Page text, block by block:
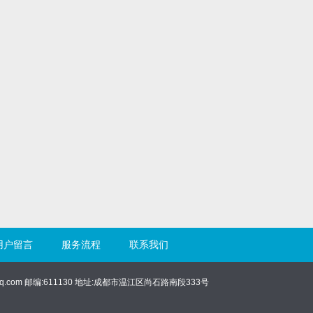
户留言 服务流程 联系我们
邮编:611130 地址:成都市温江区尚石路南段333号